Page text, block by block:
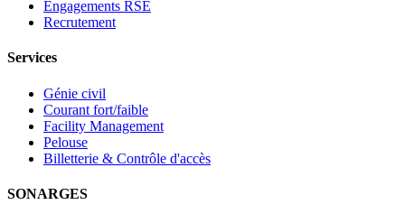
Engagements RSE
Recrutement
Services
Génie civil
Courant fort/faible
Facility Management
Pelouse
Billetterie & Contrôle d'accès
SONARGES